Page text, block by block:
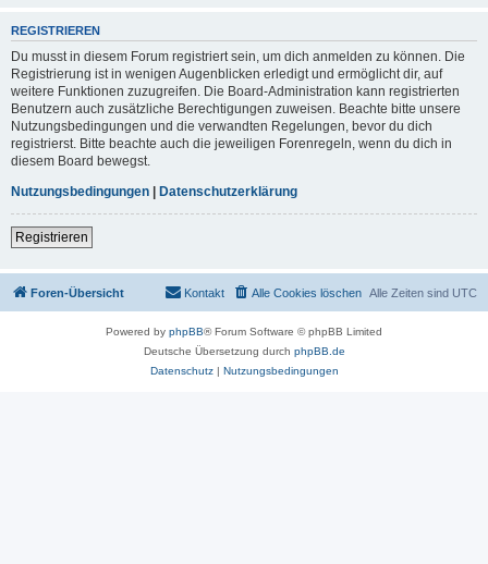
REGISTRIEREN
Du musst in diesem Forum registriert sein, um dich anmelden zu können. Die
Registrierung ist in wenigen Augenblicken erledigt und ermöglicht dir, auf
weitere Funktionen zuzugreifen. Die Board-Administration kann registrierten
Benutzern auch zusätzliche Berechtigungen zuweisen. Beachte bitte unsere
Nutzungsbedingungen und die verwandten Regelungen, bevor du dich
registrierst. Bitte beachte auch die jeweiligen Forenregeln, wenn du dich in
diesem Board bewegst.
Nutzungsbedingungen | Datenschutzerklärung
Registrieren
Foren-Übersicht Alle Zeiten sind UTC
Alle Cookies löschen
Kontakt
Powered by phpBB® Forum Software © phpBB Limited
Deutsche Übersetzung durch phpBB.de
Datenschutz| Nutzungsbedingungen